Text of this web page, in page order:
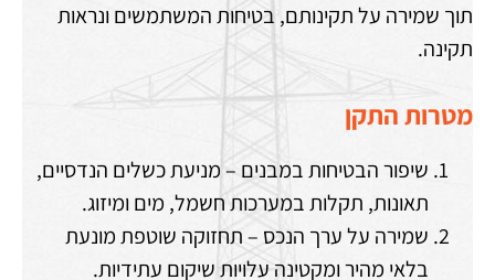
תוך שמירה על תקינותם, בטיחות המשתמשים ונראות
תקינה.
מטרות התקן
שיפור הבטיחות במבנים – מניעת כשלים הנדסיים,
תאונות, תקלות במערכות חשמל, מים ומיזוג.
שמירה על ערך הנכס – תחזוקה שוטפת מונעת
בלאי מהיר ומקטינה עלויות שיקום עתידיות.